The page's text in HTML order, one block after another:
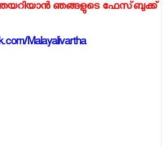
ഞങ്ങളുടെ ഫേസ്‌ബുക്ക്‌
Malayalivartha